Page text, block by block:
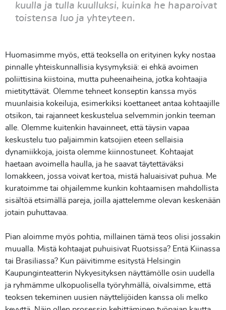
kuulla ja tulla kuulluksi, kuinka he haparoivat
toistensa luo ja yhteyteen.
Huomasimme myös, että teoksella on erityinen kyky nostaa
pinnalle yhteiskunnallisia kysymyksiä: ei ehkä avoimen
poliittisina kiistoina, mutta puheenaiheina, jotka kohtaajia
mietityttävät. Olemme tehneet konseptin kanssa myös
muunlaisia kokeiluja, esimerkiksi koettaneet antaa kohtaajille
otsikon, tai rajanneet keskustelua selvemmin jonkin teeman
alle. Olemme kuitenkin havainneet, että täysin vapaa
keskustelu tuo paljaimmin katsojien eteen sellaisia
dynamiikkoja, joista olemme kiinnostuneet. Kohtaajat
haetaan avoimella haulla, ja he saavat täytettäväksi
lomakkeen, jossa voivat kertoa, mistä haluaisivat puhua. Me
kuratoimme tai ohjailemme kunkin kohtaamisen mahdollista
sisältöä etsimällä pareja, joilla ajattelemme olevan keskenään
jotain puhuttavaa.
Pian aloimme myös pohtia, millainen tämä teos olisi jossakin
muualla. Mistä kohtaajat puhuisivat Ruotsissa? Entä Kiinassa
tai Brasiliassa? Kun päivitimme esitystä Helsingin
Kaupunginteatterin Nykyesityksen näyttämölle osin uudella
ja ryhmämme ulkopuolisella työryhmällä, oivalsimme, että
teoksen tekeminen uusien näyttelijöiden kanssa oli melko